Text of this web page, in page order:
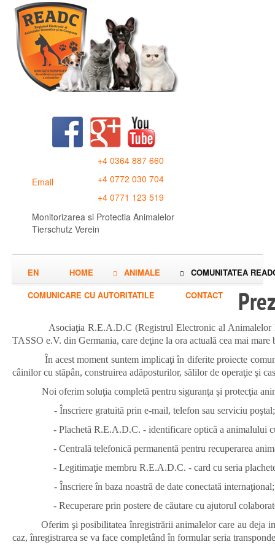
Email
+4 0364 887 660
+4 0772 030 704
+4 0771 123 519
Monitorizarea si Protectia Animalelor
Tierschutz Verein
EN HOME ANIMALE
COMUNITATEA
COMUNICARE CU AUTORITATILE
CONTACT
Asociaţia R.E.A.D.C (Registrul Electronic al Animalelor
TASSO e.V. din Germania, care deţine la ora actuală cea mai
În acest moment suntem implicaţi în diferite proiecte comune
câinilor cu stăpân, construirea adăposturilor, sălilor de operaţie şi
Noi oferim soluţia completă pentru siguranţa şi protecţia
- Înscriere gratuită prin e-mail, telefon sau serviciu poştal;
- Plachetă R.E.A.D.C. - identificare optică a animalului
- Centrală telefonică permanentă pentru recuperarea
- Legitimaţie membru R.E.A.D.C. - card cu seria
- Înscriere în baza noastră de date conectată internaţional;
- Recuperare prin postere de căutare cu ajutorul
Oferim şi posibilitatea înregistrării animalelor care au deja
caz, înregistrarea se va face completând în formular seria